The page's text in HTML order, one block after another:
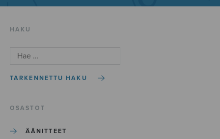
HAKU
TARKENNETTU HAKU
OSASTOT
ÄÄNITTEET